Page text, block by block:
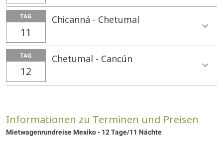
TAG
11
Chicanná - Chetumal
TAG
12
Chetumal - Cancún
Informationen zu Terminen und Preisen
Mietwagenrundreise Mexiko- 12 Tage/11 Nächte